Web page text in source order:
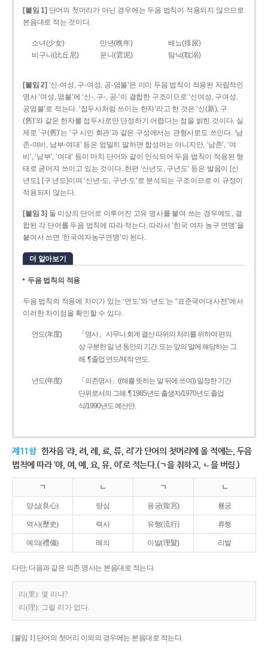
[붙임 1] 단어의 첫머리가 아닌 경우에는 두음 법칙이 적용되지 않으므로
본음대로 적는 것이다.
소녀(少女) 만년(晩年)
배뇨(排尿)
비구니(比丘尼)
운니(雲泥) 탐닉(耽溺)
[붙임 2] ‘신-여성, 구-여성, 공-염불’은 이미 두음 법칙이 적용된 자립적인
명사 ‘여성, 염불’에 ‘신-, 구-, 공-’이 결합한 구조이므로 ‘신여성, 구여성,
공염불’로 적는다. ‘접두사처럼 쓰이는 한자’라고 한 것은 ‘신(新), 구
(舊)’와 같은 한자를 접두사로만 단정하기 어렵다는 점을 밝힌 것이다. 실
제로 ‘구(舊)’는 ‘구 시민 회관’과 같은 구성에서는 관형사로도 쓰인다. ‘남
존­-여비, 남부-­여대’ 등은 엄밀히 말하면 합성어는 아니지만, ‘남존’, ‘여
비’, ‘남부’, ‘여대’ 등이 마치 단어와 같이 인식되어 두음 법칙이 적용된 형
태로 굳어져 쓰이고 있는 것이다. 한편 ‘신년도, 구년도’ 등은 발음이 [신
년도], [구ː년도]이며 ‘신년­-도, 구년-­도’로 분석되는 구조이므로 이 규정이
적용되지 않는다.
[붙임 3] 둘 이상의 단어로 이루어진 고유 명사를 붙여 쓰는 경우에도, 결
합된 각 단어를 두음 법칙에 따라 적는다. 따라서 ‘한국 여자 농구 연맹’을
붙여서 쓰면 ‘한국여자농구연맹’이 된다.
더 알아보기
두음 법칙의 적용
두음 법칙의 적용에 차이가 있는 ‘연도’와 ‘년도’는 “표준국어대사전”에서
이러한 차이점을 확인할 수 있다.
연도(年度)
「명사」 사무나 회계 결산 따위의 처리를 위하여 편의
상 구분한 일 년 동안의 기간. 또는 앞의 말에 해당하는 그
해. ¶ 졸업 연도/제작 연도.
년도(年度)
「의존명사」((해를 뜻하는 말 뒤에 쓰여)) 일정한 기간
단위로서의 그해. ¶ 1985년도 출생자/1970년도 졸업
식/1990년도 예산안.
제11항 한자음 ‘랴, 려, 례, 료, 류, 리’가 단어의 첫머리에 올 적에는, 두음
법칙에 따라 ‘야, 여, 예, 요, 유, 이’로 적는다.(ㄱ을 취하고, ㄴ을 버림.)
ㄱ ㄴ ㄱ ㄴ
양심(良心) 량심 용궁(龍宮) 룡궁
역사(歷史) 력사 유행(流行) 류행
예의(禮儀) 례의 이발(理髮) 리발
다만, 다음과 같은 의존 명사는 본음대로 적는다.
리(里): 몇 리냐?
리(理): 그럴 리가 없다.
[붙임 1] 단어의 첫머리 이외의 경우에는 본음대로 적는다.